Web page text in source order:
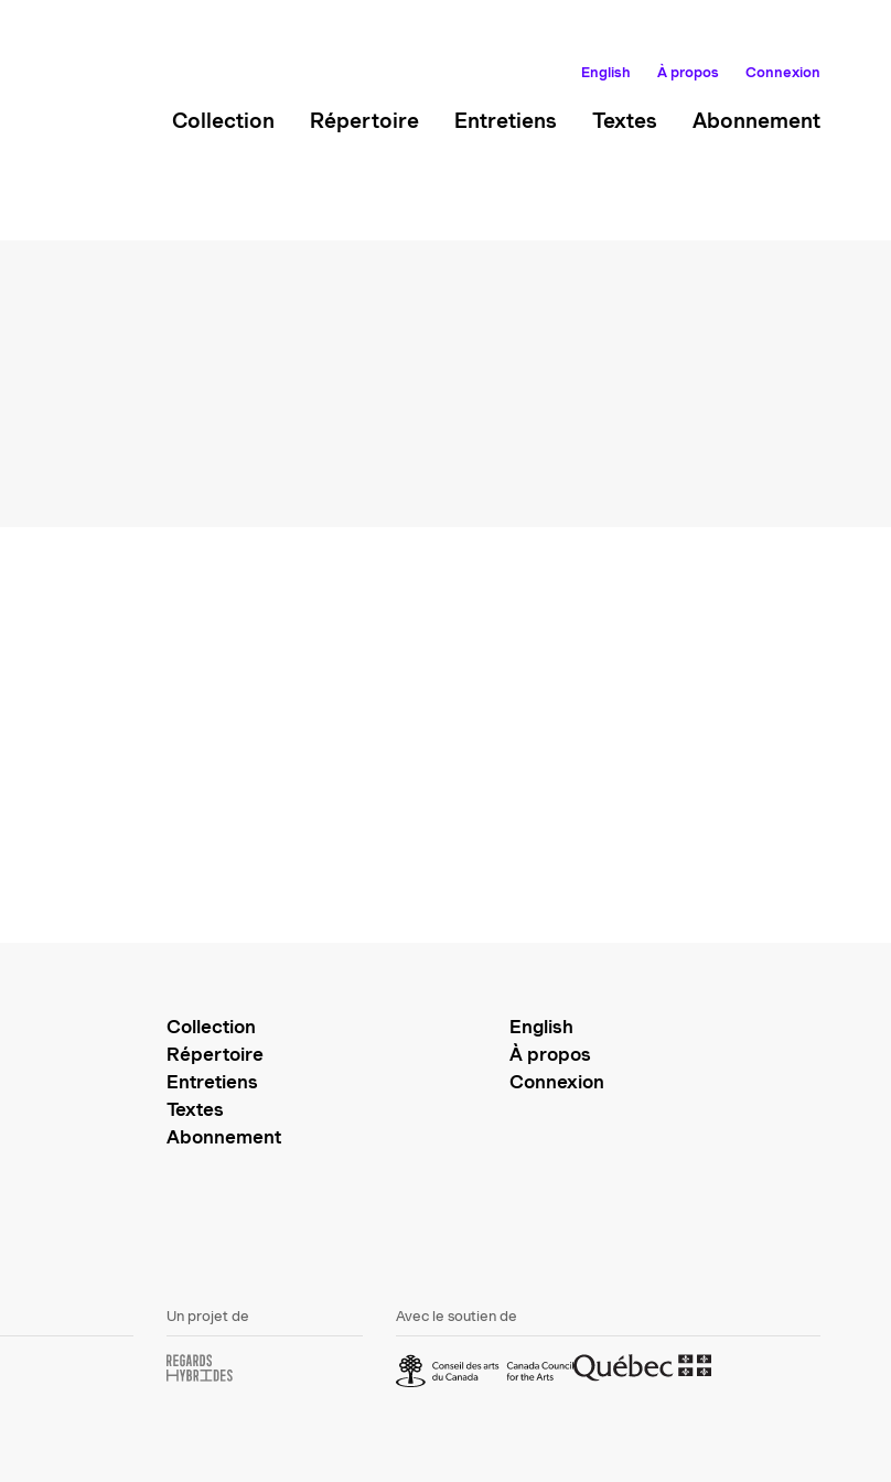
English À propos Connexion
Collection Répertoire Entretiens Textes Abonnement
Collection
Répertoire
Entretiens
Textes
Abonnement
English
À propos
Connexion
Un projet de Avec le soutien de